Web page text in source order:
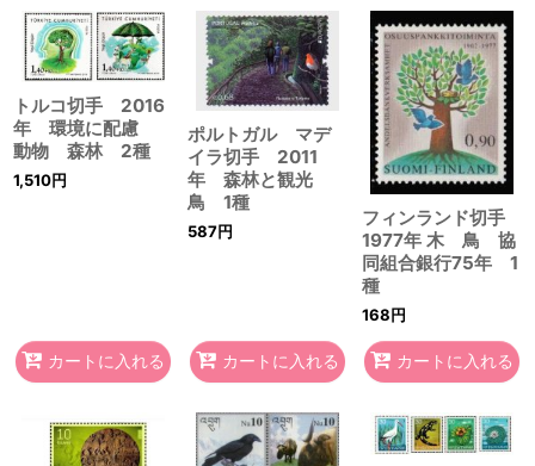
在庫あり
並び順:
絞り込む
トルコ切手 2016
年 環境に配慮
動物 森林 2種
1,510円
カートに入れる
ポルトガル マデ
イラ切手 2011
年 森林と観光
鳥 1種
587円
カートに入れる
フィンランド切手
1977年 木 鳥 協
同組合銀行75年 1
種
168円
カートに入れる